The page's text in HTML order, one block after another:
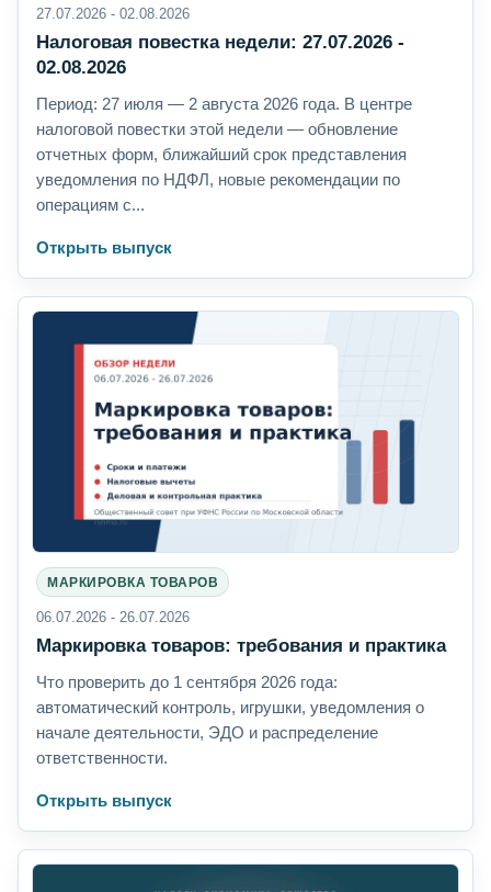
27.07.2026 - 02.08.2026
Налоговая повестка недели: 27.07.2026 -
02.08.2026
Период: 27 июля — 2 августа 2026 года. В центре
налоговой повестки этой недели — обновление
отчетных форм, ближайший срок представления
уведомления по НДФЛ, новые рекомендации по
операциям с...
Открыть выпуск
МАРКИРОВКА ТОВАРОВ
06.07.2026 - 26.07.2026
Маркировка товаров: требования и практика
Что проверить до 1 сентября 2026 года:
автоматический контроль, игрушки, уведомления о
начале деятельности, ЭДО и распределение
ответственности.
Открыть выпуск